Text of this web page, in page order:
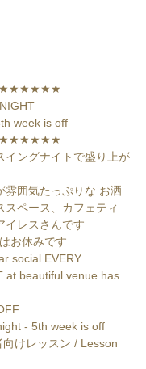
week is off
イングナイトで盛り上が
雰囲気たっぷりな お洒
スペース、カフェティ
イレスさんです
お休みです
social EVERY
at beautiful venue has
けレッスン / Lesson